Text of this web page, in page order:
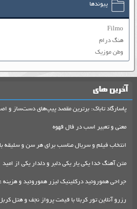
پیوندها
Filmo
هنگ درام
وطن موزیک
آخرین های
پاسارگاد تاباک: برترین مقصد پیپ‌های دست‌ساز و
معنی و تعبیر اسب در فال قهوه
انتخاب فیلم و سریال مناسب برای هر سن و سلیقه
متن آهنگ خدا یکی یار یکی دلبر و دلدار یکی از امید
جراحی هموروئید درکلینیک لیزر هموروئید و هزینه
رزرو آنلاین تور کربلا با قیمت پرواز نجف و هتل